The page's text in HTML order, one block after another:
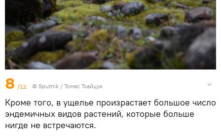
8 /12 © Sputnik / Томас Тхайцук
Кроме того, в ущелье произрастает большое число
эндемичных видов растений, которые больше
нигде не встречаются.